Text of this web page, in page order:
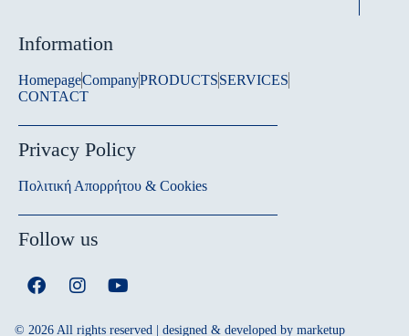
Information
HomepageCompanyPRODUCTSSERVICES
CONTACT
Privacy Policy
Πολιτική Απορρήτου & Cookies
Follow us
© 2026 All rights reserved | designed & developed bymarketup